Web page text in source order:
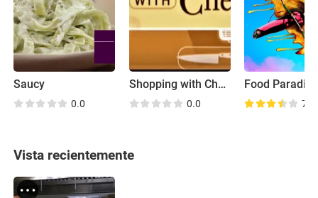
Saucy
0.0
Shopping with Chefs
0.0
Food Paradise
7.7
Vista recientemente